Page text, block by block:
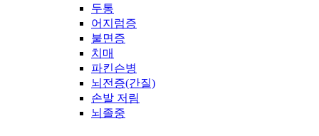
두통
어지럼증
불면증
치매
파킨슨병
뇌전증(간질)
손발 저림
뇌졸중